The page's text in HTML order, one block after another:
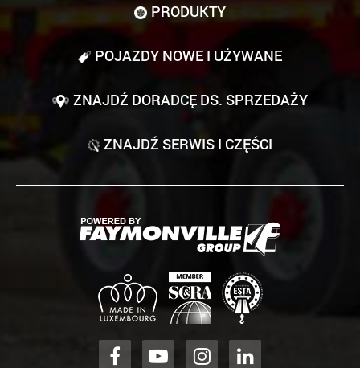
PRODUKTY
POJAZDY NOWE I UŻYWANE
ZNAJDŹ DORADCĘ DS. SPRZEDAŻY
ZNAJDŹ SERWIS I CZĘŚCI